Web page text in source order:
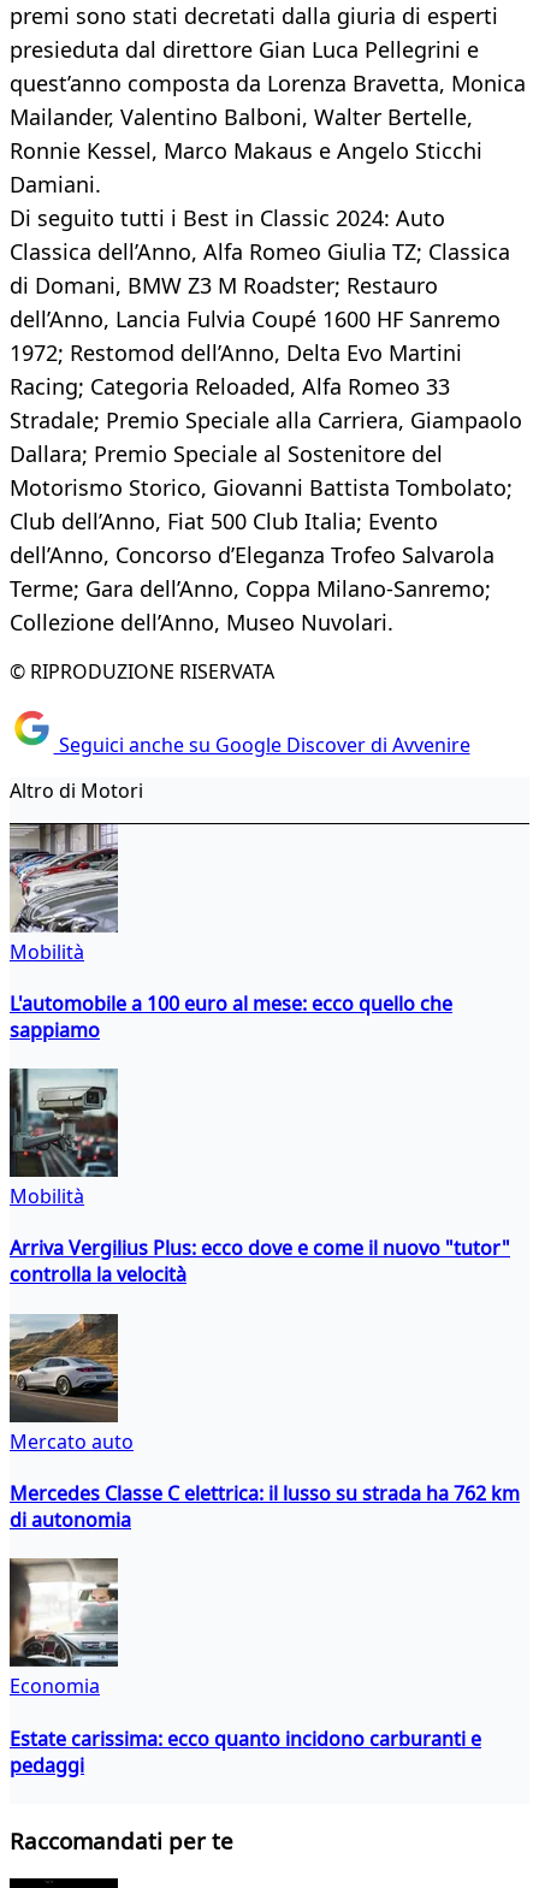
premi sono stati decretati dalla giuria di esperti
presieduta dal direttore Gian Luca Pellegrini e
quest’anno composta da Lorenza Bravetta, Monica
Mailander, Valentino Balboni, Walter Bertelle,
Ronnie Kessel, Marco Makaus e Angelo Sticchi
Damiani.
Di seguito tutti i Best in Classic 2024: Auto
Classica dell’Anno, Alfa Romeo Giulia TZ; Classica
di Domani, BMW Z3 M Roadster; Restauro
dell’Anno, Lancia Fulvia Coupé 1600 HF Sanremo
1972; Restomod dell’Anno, Delta Evo Martini
Racing; Categoria Reloaded, Alfa Romeo 33
Stradale; Premio Speciale alla Carriera, Giampaolo
Dallara; Premio Speciale al Sostenitore del
Motorismo Storico, Giovanni Battista Tombolato;
Club dell’Anno, Fiat 500 Club Italia; Evento
dell’Anno, Concorso d’Eleganza Trofeo Salvarola
Terme; Gara dell’Anno, Coppa Milano-Sanremo;
Collezione dell’Anno, Museo Nuvolari.
© RIPRODUZIONE RISERVATA
Seguici anche su Google Discover di Avvenire
Altro di Motori
Mobilità
L'automobile a 100 euro al mese: ecco quello che
sappiamo
Mobilità
Arriva Vergilius Plus: ecco dove e come il nuovo "tutor"
controlla la velocità
Mercato auto
Mercedes Classe C elettrica: il lusso su strada ha 762 km
di autonomia
Economia
Estate carissima: ecco quanto incidono carburanti e
pedaggi
Raccomandati per te